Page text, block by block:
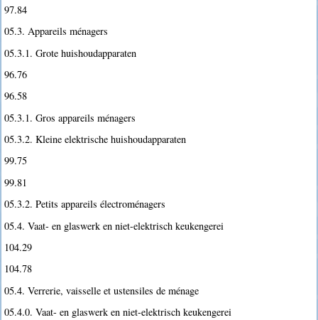
97.84
05.3. Appareils ménagers
05.3.1. Grote huishoudapparaten
96.76
96.58
05.3.1. Gros appareils ménagers
05.3.2. Kleine elektrische huishoudapparaten
99.75
99.81
05.3.2. Petits appareils électroménagers
05.4. Vaat- en glaswerk en niet-elektrisch keukengerei
104.29
104.78
05.4. Verrerie, vaisselle et ustensiles de ménage
05.4.0. Vaat- en glaswerk en niet-elektrisch keukengerei